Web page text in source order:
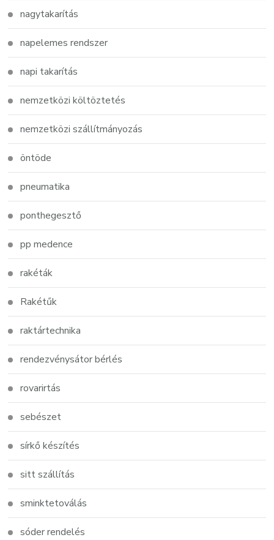
nagytakarítás
napelemes rendszer
napi takarítás
nemzetközi költöztetés
nemzetközi szállítmányozás
öntöde
pneumatika
ponthegesztő
pp medence
rakéták
Rakétűk
raktártechnika
rendezvénysátor bérlés
rovarirtás
sebészet
sírkő készítés
sitt szállítás
sminktetoválás
sóder rendelés